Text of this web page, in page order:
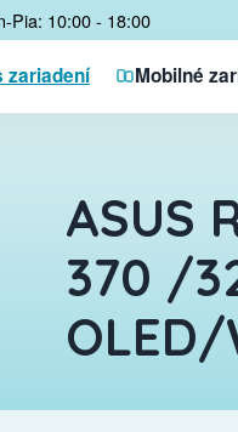
Pia: 10:00 - 18:00
zariadení Mobilné
ASUS
370 /